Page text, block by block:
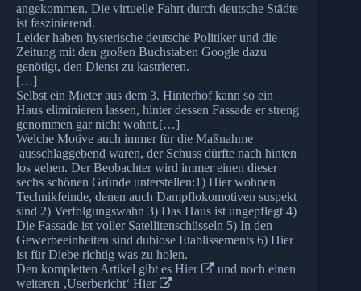
angekommen. Die virtuelle Fahrt durch deutsche Städte
ist faszinierend.
Leider haben hysterische deutsche Politiker und die
Zeitung mit den großen Buchstaben Google dazu
genötigt, den Dienst zu kastrieren.
[…]
Selbst ein Mieter aus dem 3. Hinterhof kann so ein
Haus eliminieren lassen, hinter dessen Fassade er streng
genommen gar nicht wohnt.[…]
Welche Motive auch immer für die Maßnahme
ausschlaggebend waren, der Schuss dürfte nach hinten
los gehen. Der Beobachter wird immer einen dieser
sechs schönen Gründe unterstellen:1) Hier wohnen
Technikfeinde, denen auch Dampflokomotiven suspekt
sind 2) Verfolgungswahn 3) Das Haus ist ungepflegt 4)
Die Fassade ist voller Satellitenschüsseln 5) In den
Gewerbeeinheiten sind dubiose Etablissements 6) Hier
ist für Diebe richtig was zu holen.
Den kompletten Artikel gibt es Hier
und noch einen
weiteren ‚Userbericht‘ Hier